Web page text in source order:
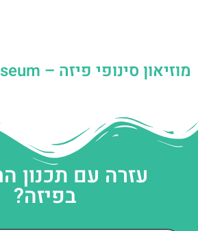
מוזיאון סינופי פיזה – Sinopie Museum
עזרה עם תכנון
בפיזה?